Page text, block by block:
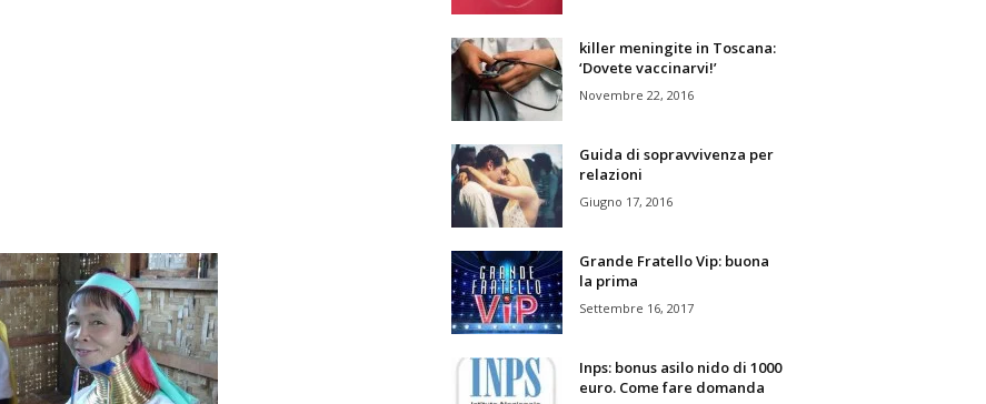
killer meningite in Toscana:
‘Dovete vaccinarvi!’
Novembre 22, 2016
Guida di sopravvivenza per
relazioni
Giugno 17, 2016
Grande Fratello Vip: buona
la prima
Settembre 16, 2017
Inps: bonus asilo nido di 1000
euro. Come fare domanda